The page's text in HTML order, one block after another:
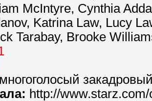
McIntyre, Cynthia
Katrina Law, Lucy
Tarabay, Brooke
многоголосый
http://